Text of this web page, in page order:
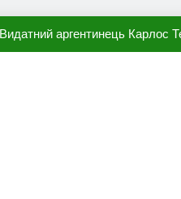
Видатний аргентинець Карлос